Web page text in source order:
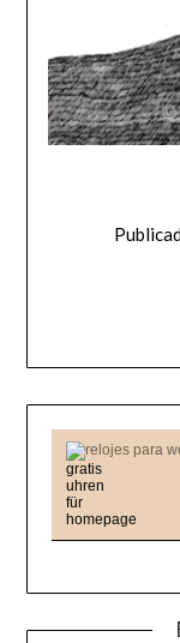
relojes para